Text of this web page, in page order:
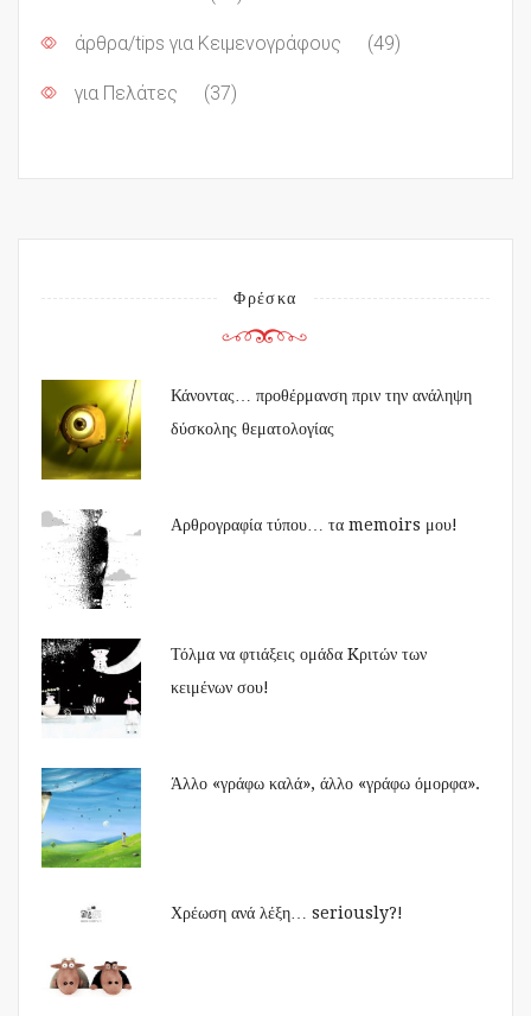
άρθρα/tips για Κειμενογράφους (49)
για Πελάτες (37)
Φρέσκα
Κάνοντας… προθέρμανση πριν την ανάληψη
δύσκολης θεματολογίας
Αρθρογραφία τύπου… τα memoirs μου!
Τόλμα να φτιάξεις ομάδα Kριτών των
κειμένων σου!
Άλλο «γράφω καλά», άλλο «γράφω όμορφα».
Χρέωση ανά λέξη… seriously?!